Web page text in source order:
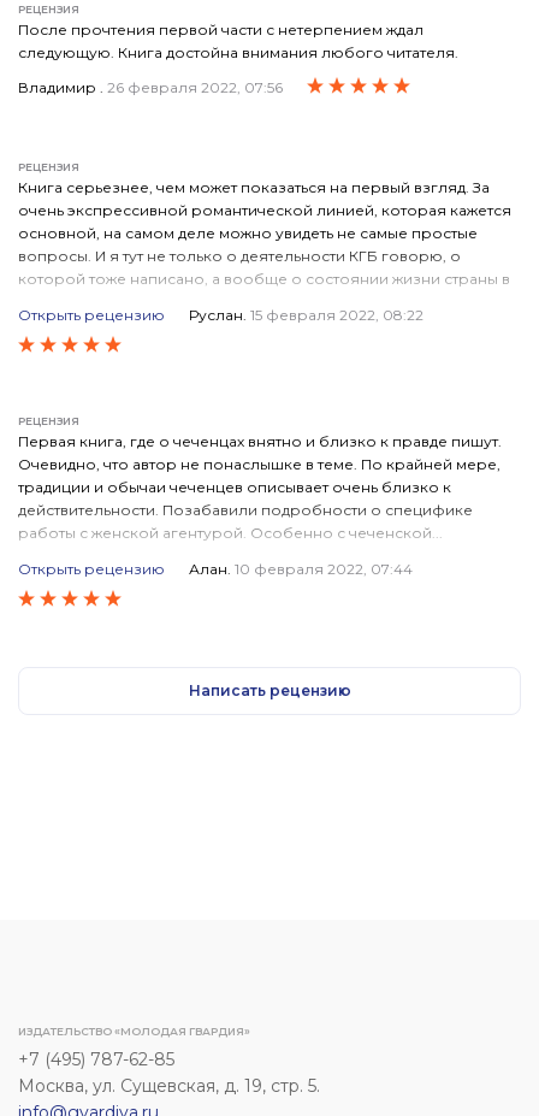
РЕЦЕНЗИЯ
После прочтения первой части с нетерпением ждал
следующую. Книга достойна внимания любого читателя.
Владимир . 26 февраля 2022, 07:56
РЕЦЕНЗИЯ
Книга серьезнее, чем может показаться на первый взгляд. За
очень экспрессивной романтической линией, которая кажется
основной, на самом деле можно увидеть не самые простые
вопросы. И я тут не только о деятельности КГБ говорю, о
которой тоже написано, а вообще о состоянии жизни страны в
экономических реформах Горбачева. И тут все не так, ребята...
Автор это точно подметил. Книгу надо внимательно читать!
Взгляд на перестройку глазами кагэбэшника, это вызывает
интерес. Сложности личной жизни главного героя как будто
отражают трудности перестроечной нашей жизни. И там и там не
то, что ждешь! У автора получилось это показать
Отрицательные стороны, наверное, есть, но я их не
высматривал.
Руслан. 15 февраля 2022, 08:22
Открыть рецензию
РЕЦЕНЗИЯ
Первая книга, где о чеченцах внятно и близко к правде пишут.
Очевидно, что автор не понаслышке в теме. По крайней мере,
традиции и обычаи чеченцев описывает очень близко к
действительности. Позабавили подробности о специфике
работы с женской агентурой. Особенно с чеченской...
девушке подход со стороны КГБ. И что из этого вышло. Я
смеялся до слез... Сразу видно, что автор не врет. Такое могло
Детали службы в КГБ. Мне это было очень интересно.
Алан. 10 февраля 2022, 07:44
Открыть рецензию
Написать рецензию
ИЗДАТЕЛЬСТВО «МОЛОДАЯ ГВАРДИЯ»
+7 (495) 787-62-85
Москва, ул. Сущевская, д. 19, стр. 5.